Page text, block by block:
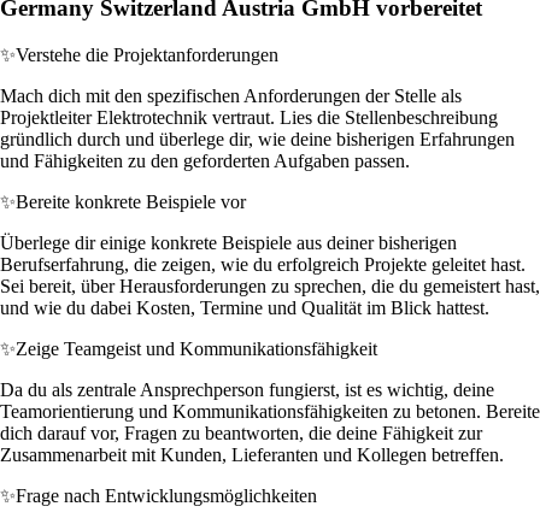
Germany Switzerland Austria GmbH vorbereitet
✨Verstehe die Projektanforderungen
Mach dich mit den spezifischen Anforderungen der Stelle als
Projektleiter Elektrotechnik vertraut. Lies die Stellenbeschreibung
gründlich durch und überlege dir, wie deine bisherigen Erfahrungen
und Fähigkeiten zu den geforderten Aufgaben passen.
✨Bereite konkrete Beispiele vor
Überlege dir einige konkrete Beispiele aus deiner bisherigen
Berufserfahrung, die zeigen, wie du erfolgreich Projekte geleitet hast.
Sei bereit, über Herausforderungen zu sprechen, die du gemeistert hast,
und wie du dabei Kosten, Termine und Qualität im Blick hattest.
✨Zeige Teamgeist und Kommunikationsfähigkeit
Da du als zentrale Ansprechperson fungierst, ist es wichtig, deine
Teamorientierung und Kommunikationsfähigkeiten zu betonen. Bereite
dich darauf vor, Fragen zu beantworten, die deine Fähigkeit zur
Zusammenarbeit mit Kunden, Lieferanten und Kollegen betreffen.
✨Frage nach Entwicklungsmöglichkeiten